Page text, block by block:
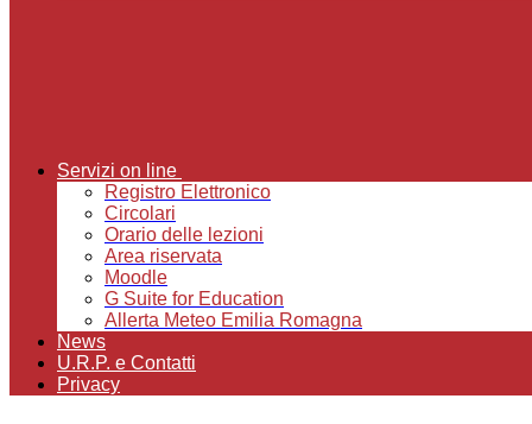
Servizi on line
Registro Elettronico
Circolari
Orario delle lezioni
Area riservata
Moodle
G Suite for Education
Allerta Meteo Emilia Romagna
News
U.R.P. e Contatti
Privacy